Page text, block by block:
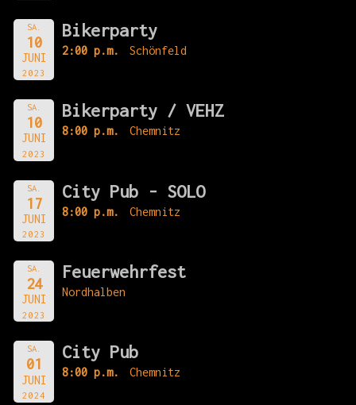
SA.
10
JUNI
2023
Bikerparty
2:00 p.m. Schönfeld
SA.
10
JUNI
2023
Bikerparty / VEHZ
8:00 p.m. Chemnitz
SA.
17
JUNI
2023
City Pub - SOLO
8:00 p.m. Chemnitz
SA.
24
JUNI
2023
Feuerwehrfest
Nordhalben
SA.
01
JUNI
2024
City Pub
8:00 p.m. Chemnitz